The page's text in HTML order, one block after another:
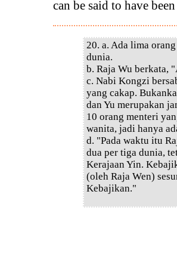
can be said to have
20. a. Ada lima
dunia.
b. Raja Wu berkata,
c. Nabi Kongzi
yang cakap.
dan Yu merupakan
10 orang menteri
wanita, jadi hanya
d. "Pada waktu itu
dua per tiga dunia,
Kerajaan Yin.
(oleh Raja Wen)
Kebajikan."